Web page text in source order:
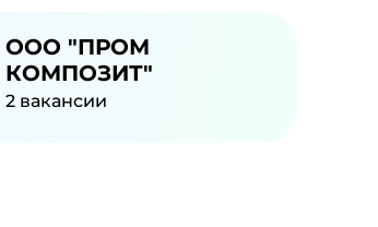
ООО "ПРОМ
КОМПОЗИТ"
2 вакансии